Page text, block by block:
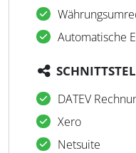
Automatische
DATEV
Xero
Netsuite